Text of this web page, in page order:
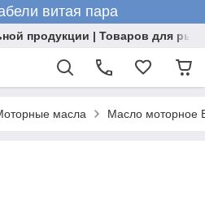
витая пара
продукции | Товаров для
масла Масло моторное